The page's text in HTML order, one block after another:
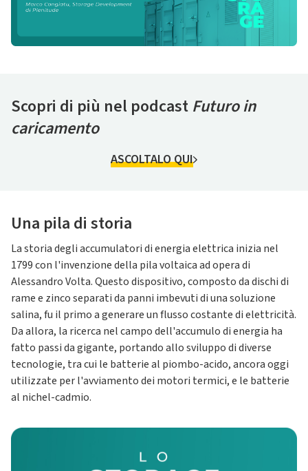
Scopri di più nel podcast Futuro in
caricamento
ASCOLTALO QUI
Una pila di storia
La storia degli accumulatori di energia elettrica inizia nel
1799 con l'invenzione della pila voltaica ad opera di
Alessandro Volta. Questo dispositivo, composto da dischi di
rame e zinco separati da panni imbevuti di una soluzione
salina, fu il primo a generare un flusso costante di elettricità.
Da allora, la ricerca nel campo dell'accumulo di energia ha
fatto passi da gigante, portando allo sviluppo di diverse
tecnologie, tra cui le batterie al piombo-acido, ancora oggi
utilizzate per l'avviamento dei motori termici, e le batterie
al nichel-cadmio.